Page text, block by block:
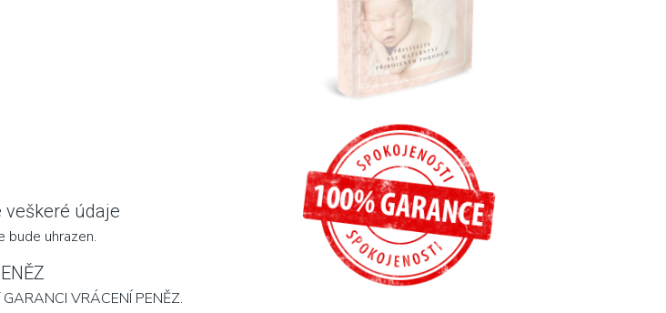
veškeré údaje
bude uhrazen.
VRÁCENÍ PENĚZ.